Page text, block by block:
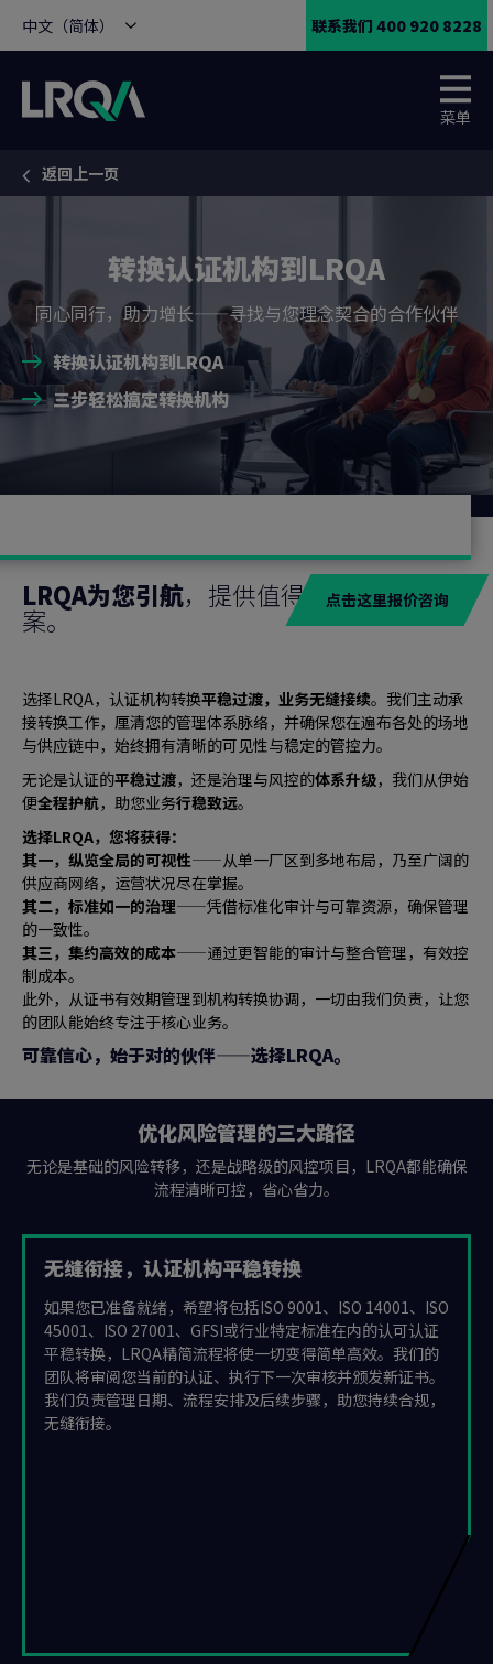
中文（简体） 联系我们 400 920 8228
菜单
You are here:
返回上一页
转换认证机构到LRQA
同心同行，助力增长——寻找与您理念契合的合作伙伴
转换认证机构到LRQA
三步轻松搞定转换机构
点击这里报价咨询
LRQA为您引航，提供值得信赖的解决方
案。
选择LRQA，认证机构转换平稳过渡，业务无缝接续。 我们主动承
接转换工作，厘清您的管理体系脉络，并确保您在遍布各处的场地
与供应链中，始终拥有清晰的可见性与稳定的管控力。
无论是认证的平稳过渡，还是治理与风控的体系升级，我们从伊始
便全程护航，助您业务行稳致远。
选择LRQA，您将获得：
其一，纵览全局的可视性——从单一厂区到多地布局，乃至广阔的
供应商网络，运营状况尽在掌握。
其二，标准如一的治理——凭借标准化审计与可靠资源，确保管理
的一致性。
其三，集约高效的成本——通过更智能的审计与整合管理，有效控
制成本。
此外，从证书有效期管理到机构转换协调，一切由我们负责，让您
的团队能始终专注于核心业务。
可靠信心，始于对的伙伴——选择LRQA。
优化风险管理的三大路径
无论是基础的风险转移，还是战略级的风控项目，LRQA都能确保
流程清晰可控，省心省力。
无缝衔接，认证机构平稳转换
如果您已准备就绪，希望将包括ISO 9001、ISO 14001、ISO
45001、ISO 27001、GFSI或行业特定标准在内的认可认证
平稳转换，LRQA精简流程将使一切变得简单高效。我们的
团队将审阅您当前的认证、执行下一次审核并颁发新证书。
我们负责管理日期、流程安排及后续步骤，助您持续合规，
无缝衔接。